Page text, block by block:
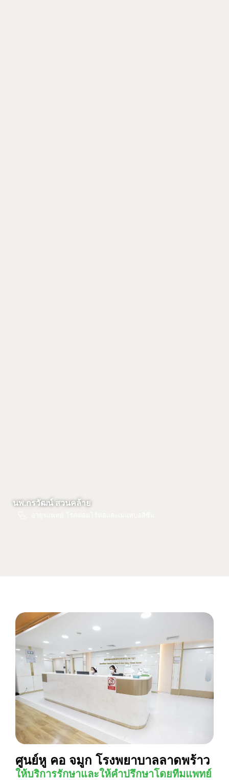
นพ.กรวัฒน์ สวนคล้าย
ศูนย์หู คอ จมูก โรงพยาบาลลาดพร้าว
ให้บริการรักษาและให้คำปรึกษาโดยทีมแพทย์